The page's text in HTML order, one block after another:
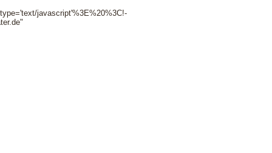
javascript'%3E%20%3C!-